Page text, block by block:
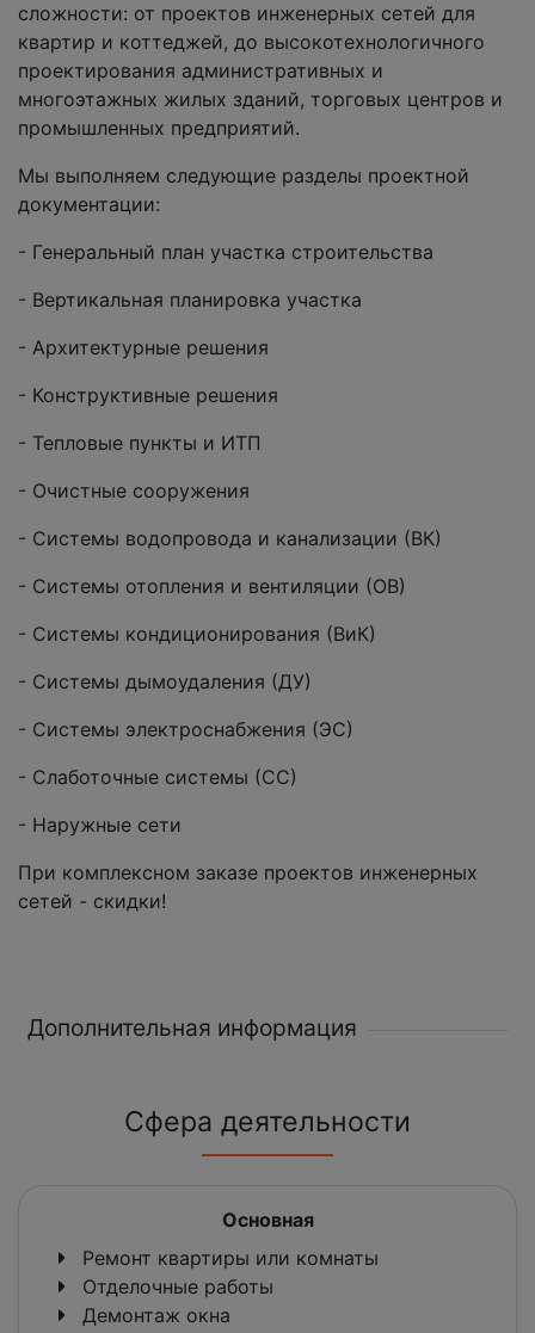
сложности: от проектов инженерных сетей для
квартир и коттеджей, до высокотехнологичного
проектирования административных и
многоэтажных жилых зданий, торговых центров и
промышленных предприятий.
Мы выполняем следующие разделы проектной
документации:
- Генеральный план участка строительства
- Вертикальная планировка участка
- Архитектурные решения
- Конструктивные решения
- Тепловые пункты и ИТП
- Очистные сооружения
- Системы водопровода и канализации (ВК)
- Системы отопления и вентиляции (ОВ)
- Системы кондиционирования (ВиК)
- Системы дымоудаления (ДУ)
- Системы электроснабжения (ЭС)
- Слаботочные системы (СС)
- Наружные сети
При комплексном заказе проектов инженерных
сетей - скидки!
Дополнительная информация
Сфера деятельности
Основная
Ремонт квартиры или комнаты
Отделочные работы
Демонтаж окна